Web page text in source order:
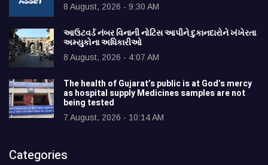
8 August, 2026 - 9:30 AM
આઉટવર્ડ નંબર વિનાની નોટિસ આપીને દુકાનદારોને ખંખેરતા
અમ્યુકોના અધિકારીઓ
8 August, 2026 - 4:07 AM
The health of Gujarat’s public is at God’s mercy
as hospital supply Medicines samples are not
being tested
7 August, 2026 - 10:14 AM
Categories